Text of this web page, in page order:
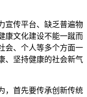
宣传平台、缺乏普遍物
康文化建设不能一蹴而
会、个人等多个方面一
、坚持健康的社会新气
，首先要传承创新传统